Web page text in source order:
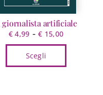
artificiale
€ 4,99 - € 15,00Fascia
di
da
Scegli